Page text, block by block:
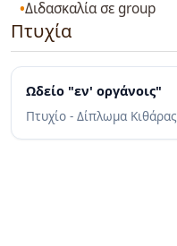
Διδασκαλία σε group
Πτυχία
Ωδείο "εν' οργάνοις"
Πτυχίο - Δίπλωμα Κιθάρας